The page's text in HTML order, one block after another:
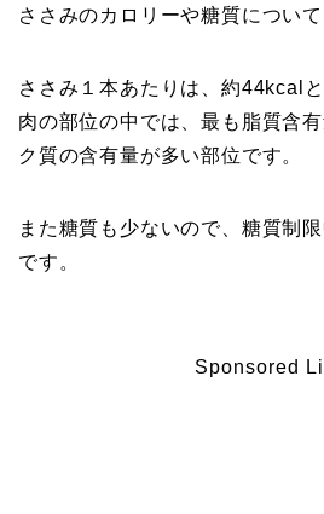
ささみのカロリーや糖質について
ささみ１本あたりは、約44kcal
肉の部位の中では、最も脂質含
ク質の含有量が多い部位です。
また糖質も少ないので、糖質制
です。
Sponsored